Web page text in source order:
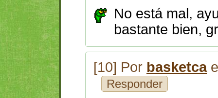
No está mal,
bastante bien,
[10] Por basketca
Responder